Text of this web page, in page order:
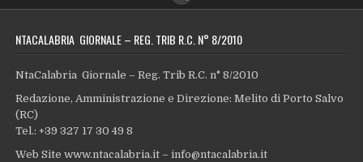
NTACALABRIA GIORNALE – REG. TRIB R.C. N° 8/2010
NtaCalabria Giornale – Reg. Trib R.C. n° 8/2010
Redazione, Amministrazione e Direzione: Melito di Porto Salvo
(RC)
Tel.: +39 327 17 30 49 8
Web Site www.ntacalabria.it – info@ntacalabria.it